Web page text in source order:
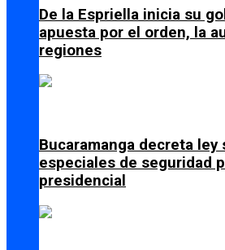
De la Espriella inicia su
apuesta por el orden, la
regiones
Bucaramanga decreta ley
especiales de seguridad
presidencial